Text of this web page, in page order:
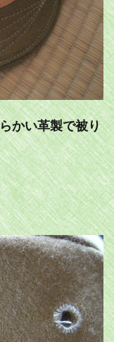
かい革製で被り